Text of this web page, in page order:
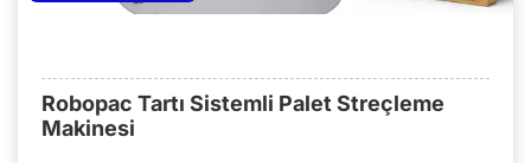
Robopac Tartı Sistemli Palet Streçleme
Makinesi